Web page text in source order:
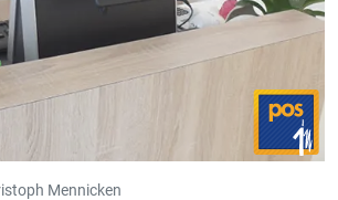
Mennicken